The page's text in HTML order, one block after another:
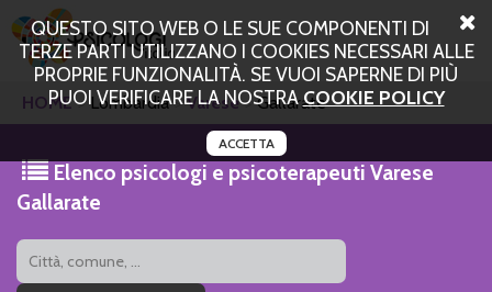
QUESTO SITO WEB O LE SUE COMPONENTI DI
TERZE PARTI UTILIZZANO I COOKIES NECESSARI ALLE
PROPRIE FUNZIONALITÀ. SE VUOI SAPERNE DI PIÙ
PUOI VERIFICARE LA NOSTRACOOKIE POLICY
ACCETTA
HOME Lombardia Varese Gallarate
Elenco psicologi e psicoterapeuti Varese
Gallarate